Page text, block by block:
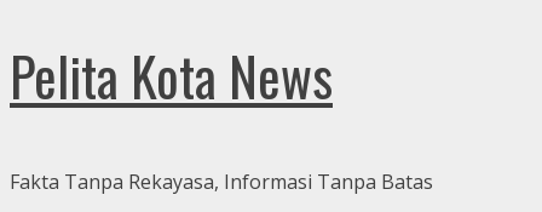
Pelita Kota News
Fakta Tanpa Rekayasa, Informasi Tanpa Batas